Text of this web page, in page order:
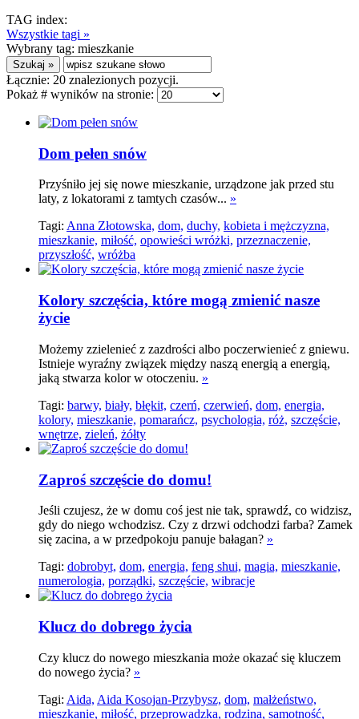
TAG index:
Wszystkie tagi »
Wybrany tag: mieszkanie
Łącznie: 20 znalezionych pozycji.
Pokaż # wyników na stronie:
Dom pełen snów
Przyśniło jej się nowe mieszkanie, urządzone jak przed stu
laty, z lokatorami z tamtych czasów... »
Tagi: Anna Złotowska, dom, duchy, kobieta i mężczyzna,
mieszkanie, miłość, opowieści wróżki, przeznaczenie,
przyszłość, wróżba
Kolory szczęścia, które mogą zmienić nasze
życie
Możemy zzielenieć z zazdrości albo poczerwienieć z gniewu.
Istnieje wyraźny związek między naszą energią a energią,
jaką stwarza kolor w otoczeniu. »
Tagi: barwy, biały, błękit, czerń, czerwień, dom, energia,
kolory, mieszkanie, pomarańcz, psychologia, róż, szczęście,
wnętrze, zieleń, żółty
Zaproś szczęście do domu!
Jeśli czujesz, że w domu coś jest nie tak, sprawdź, co widzisz,
gdy do niego wchodzisz. Czy z drzwi odchodzi farba? Zamek
się zacina, a w przedpokoju panuje bałagan? »
Tagi: dobrobyt, dom, energia, feng shui, magia, mieszkanie,
numerologia, porządki, szczęście, wibracje
Klucz do dobrego życia
Czy klucz do nowego mieszkania może okazać się kluczem
do nowego życia? »
Tagi: Aida, Aida Kosojan-Przybysz, dom, małżeństwo,
mieszkanie, miłość, przeprowadzka, rodzina, samotność,